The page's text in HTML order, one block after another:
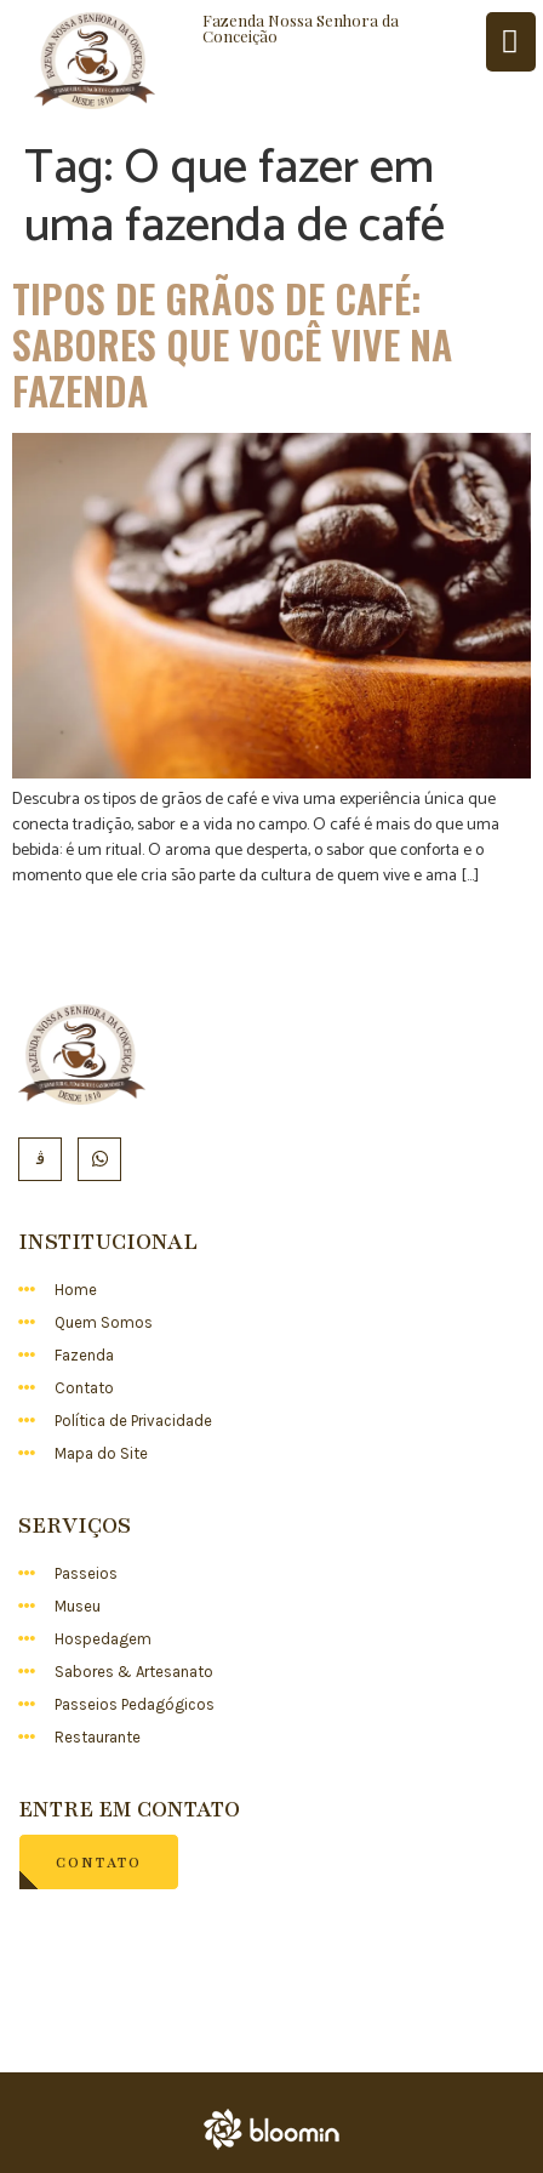
Fazenda Nossa Senhora da
Conceição
BLOG CONTATO
Tag:O que fazer em
uma fazenda de café
TIPOS DE GRÃOS DE CAFÉ:
SABORES QUE VOCÊ VIVE NA
FAZENDA
Descubra os tipos de grãos de café e viva uma experiência única que
conecta tradição, sabor e a vida no campo. O café é mais do que uma
bebida: é um ritual. O aroma que desperta, o sabor que conforta e o
momento que ele cria são parte da cultura de quem vive e ama […]
INSTITUCIONAL
Home
Quem Somos
Fazenda
Contato
Política de Privacidade
Mapa do Site
SERVIÇOS
Passeios
Museu
Hospedagem
Sabores & Artesanato
Passeios Pedagógicos
Restaurante
ENTRE EM CONTATO
CONTATO